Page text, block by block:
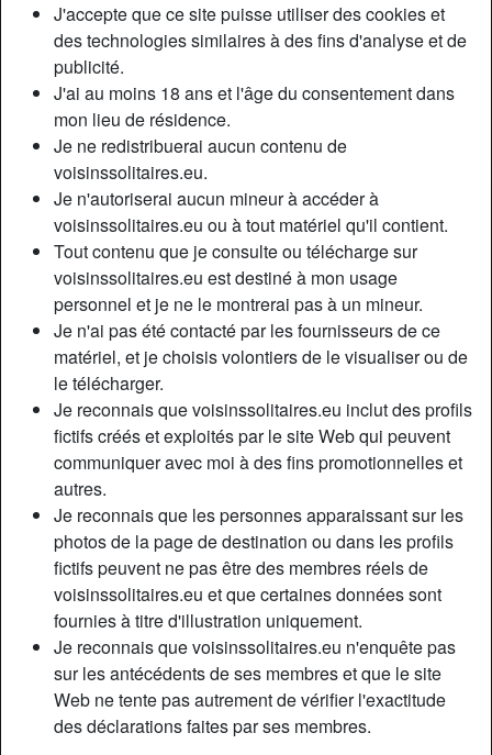
J'accepte que ce site puisse utiliser des cookies et
des technologies similaires à des fins d'analyse et de
publicité.
J'ai au moins 18 ans et l'âge du consentement dans
mon lieu de résidence.
Je ne redistribuerai aucun contenu de
voisinssolitaires.eu.
Je n'autoriserai aucun mineur à accéder à
voisinssolitaires.eu ou à tout matériel qu'il contient.
Tout contenu que je consulte ou télécharge sur
voisinssolitaires.eu est destiné à mon usage
personnel et je ne le montrerai pas à un mineur.
Je n'ai pas été contacté par les fournisseurs de ce
matériel, et je choisis volontiers de le visualiser ou de
le télécharger.
Je reconnais que voisinssolitaires.eu inclut des profils
fictifs créés et exploités par le site Web qui peuvent
communiquer avec moi à des fins promotionnelles et
autres.
Je reconnais que les personnes apparaissant sur les
photos de la page de destination ou dans les profils
fictifs peuvent ne pas être des membres réels de
voisinssolitaires.eu et que certaines données sont
fournies à titre d'illustration uniquement.
Je reconnais que voisinssolitaires.eu n'enquête pas
sur les antécédents de ses membres et que le site
Web ne tente pas autrement de vérifier l'exactitude
des déclarations faites par ses membres.
Nickname:
Racingheart
Âge:
61
Pays:
France
Département:
Paris
Sexe:
Femme
Sexualité:
Hétéro
Relation:
Couleur des cheveux:
Blonde
Couleur des yeux:
Bleu
Poids:
67 Kg
Fumeur(euse):
Description
Je suis prête à me déplacer , si tu es partant pour un plan
cul avec une vieille. J’aime me faire prendre par tous les
trous. Et oui je suis vieille cochonne. J’offre mon sexe, mon
cul, ma bouche à une belle queue. A mon âge, on ne fait
plus de manière. D’ailleurs je n’ai jamais caché à quel
point j’aime me faire défoncer. Tous mes anciens collègues